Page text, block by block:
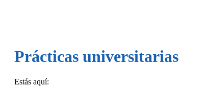
Prácticas universitarias
Estás aquí: